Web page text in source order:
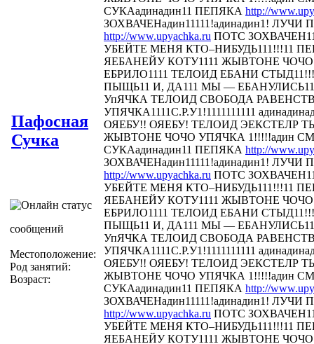
Пафосная
Сучка
сообщений
Местоположение:
Род занятий:
Возраст:
СУКАадинадин11 ПЕПЯКА http://
ЗОХВАЧЕНадин11111!адинадин1! ЛУЧИ
http://www.upyachka.ru ПОТС
УБЕЙТЕ МЕНЯ КТО–НИБУДЬ111!!!11
ЯЕБАНЕЙУ КОТУ1111 ЖЫВТОНЕ ЧОЧО
ЕБРИЛО1111 ТЕЛОИД ЕБАНИ СТЫД11!!!
ПЫЩЬ11 И, ДА111 МЫ —
УпЯЧКА ТЕЛОИД СВОБОДА
УПЯЧКА1111С.Р.У1!1111111111
ОЯЕБУ!! ОЯЕБУ! ТЕЛОИД ЭЕКСТЕЛР
ЖЫВТОНЕ ЧОЧО УПЯЧКА 1!!!!!адин
СУКАадинадин11 ПЕПЯКА http://
ЗОХВАЧЕНадин11111!адинадин1! ЛУЧИ
http://www.upyachka.ru ПОТС
УБЕЙТЕ МЕНЯ КТО–НИБУДЬ111!!!11
ЯЕБАНЕЙУ КОТУ1111 ЖЫВТОНЕ ЧОЧО
ЕБРИЛО1111 ТЕЛОИД ЕБАНИ СТЫД11!!!
ПЫЩЬ11 И, ДА111 МЫ —
УпЯЧКА ТЕЛОИД СВОБОДА
УПЯЧКА1111С.Р.У1!1111111111
ОЯЕБУ!! ОЯЕБУ! ТЕЛОИД ЭЕКСТЕЛР
ЖЫВТОНЕ ЧОЧО УПЯЧКА 1!!!!!адин
СУКАадинадин11 ПЕПЯКА http://
ЗОХВАЧЕНадин11111!адинадин1! ЛУЧИ
http://www.upyachka.ru ПОТС
УБЕЙТЕ МЕНЯ КТО–НИБУДЬ111!!!11
ЯЕБАНЕЙУ КОТУ1111 ЖЫВТОНЕ ЧОЧО